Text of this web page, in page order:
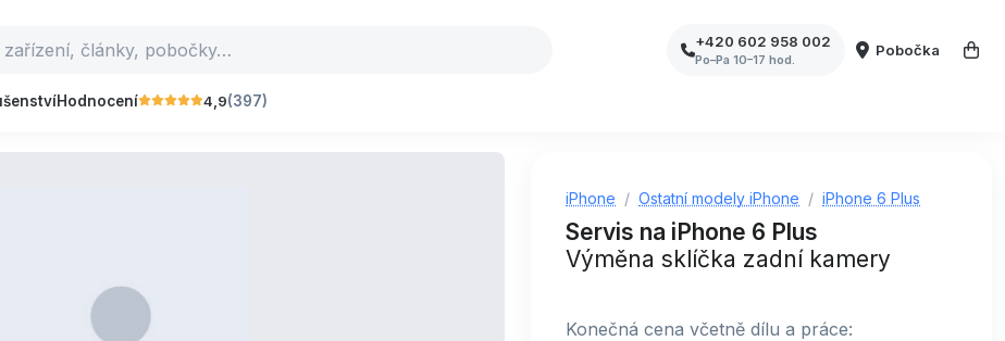
+420 602 958 002
Po–Pa 10–17 hod.
Pobočka
Hodnocení 4,9(397)
iPhone Ostatní modely iPhone iPhone 6 Plus
Servis na iPhone 6 Plus
Výměna sklíčka zadní kamery
Konečná cena včetně dílu a práce: